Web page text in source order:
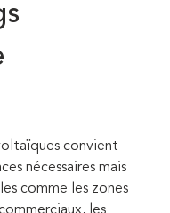
convient
nécessaires mais
comme les zones